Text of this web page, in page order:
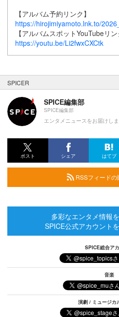
【アルバム予約リンク】
https://hirojimiyamoto.lnk.to/
【アルバムスポットYouTubeリン
https://youtu.be/Li2fwxCXCtk
SPICER
SPICE編集部
SPICE編集部
エンタメニュースをお届けしま
ポスト シェア はてブ
RSSフィードの
多彩なエンタメ情報
SPICE公式アカウント
SPICE総合ア
音楽
演劇 / ミュージカ